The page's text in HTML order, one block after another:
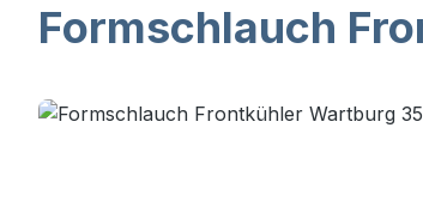
Formschlauch
Bildergalerie überspringen